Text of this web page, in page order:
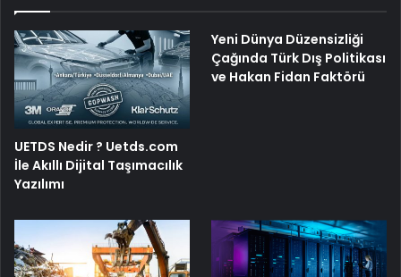
UETDS Nedir ? Uetds.com
İle Akıllı Dijital Taşımacılık
Yazılımı
Yeni Dünya Düzensizliği
Çağında Türk Dış Politikası
ve Hakan Fidan Faktörü